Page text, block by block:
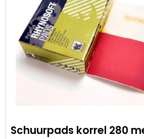
Schuurpads korrel 280